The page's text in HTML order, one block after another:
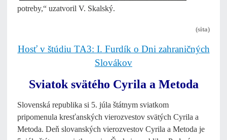
potreby,“ uzatvoril V. Skalský.
(sita)
Hosť v štúdiu TA3: I. Furdík o Dni zahraničných
Slovákov
Sviatok svätého Cyrila a Metoda
Slovenská republika si 5. júla štátnym sviatkom
pripomenula kresťanských vierozvestov svätých Cyrila a
Metoda. Deň slovanských vierozvestov Cyrila a Metoda je